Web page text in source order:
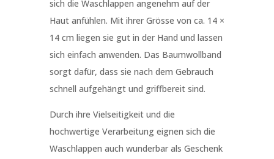
sich die Waschlappen angenehm auf der
Haut anfühlen. Mit ihrer Grösse von ca. 14 ×
14 cm liegen sie gut in der Hand und lassen
sich einfach anwenden. Das Baumwollband
sorgt dafür, dass sie nach dem Gebrauch
schnell aufgehängt und griffbereit sind.
Durch ihre Vielseitigkeit und die
hochwertige Verarbeitung eignen sich die
Waschlappen auch wunderbar als Geschenk